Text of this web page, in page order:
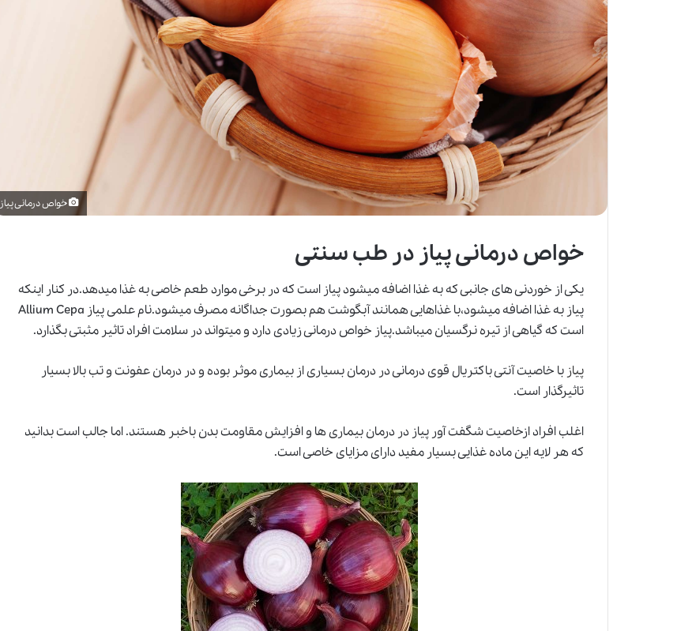
خواص درمانی پیاز
خواص درمانی پیاز در طب سنتی
یکی از خوردنی های جانبی که به غذا اضافه میشود پیاز است که در برخی موارد طعم خاصی به غذا میدهد.در کنار اینکه
پیاز به غذا اضافه میشود،با غذاهایی همانند آبگوشت هم بصورت جداگانه مصرف میشود.نام علمی پیاز Allium Cepa
است که گیاهی از تیره نرگسیان میباشد.پیاز خواص درمانی زیادی دارد و میتواند در سلامت افراد تاثیر مثبتی بگذارد.
پیاز با خاصیت آنتی باکتریال قوی درمانی در درمان بسیاری از بیماری موثر بوده و در درمان عفونت و تب بالا بسیار
تاثیرگذار است.
اغلب افراد ازخاصیت شگفت آور پیاز در درمان بیماری ها و افزایش مقاومت بدن باخبر هستند. اما جالب است بدانید
که هر لایه این ماده غذایی بسیار مفید دارای مزایای خاصی است.